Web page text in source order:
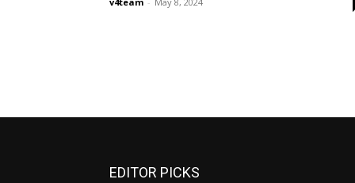
EDITOR PICKS